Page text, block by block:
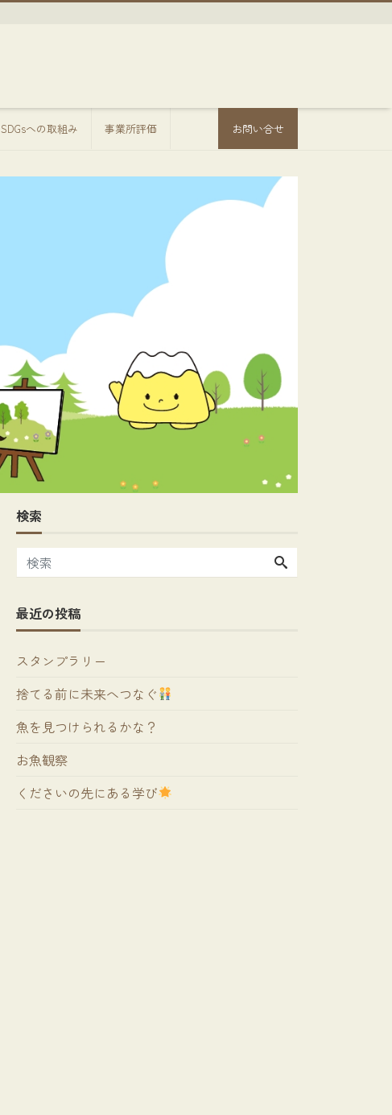
SDGsへの取組み 事業所評価 お問い合せ
検索
最近の投稿
スタンプラリー
捨てる前に未来へつなぐ
魚を見つけられるかな？
お魚観察
くださいの先にある学び